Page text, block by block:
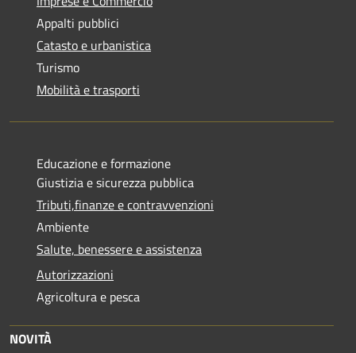
Appalti pubblici
Catasto e urbanistica
Turismo
Mobilità e trasporti
Educazione e formazione
Giustizia e sicurezza pubblica
Tributi,finanze e contravvenzioni
Ambiente
Salute, benessere e assistenza
Autorizzazioni
Agricoltura e pesca
NOVITÀ